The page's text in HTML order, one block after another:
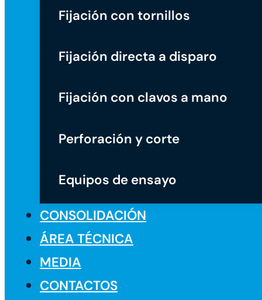
Fijación con tornillos
Fijación directa a disparo
Fijación con clavos a mano
Perforación y corte
Equipos de ensayo
CONSOLIDACIÓN
ÁREA TÉCNICA
MEDIA
CONTACTOS